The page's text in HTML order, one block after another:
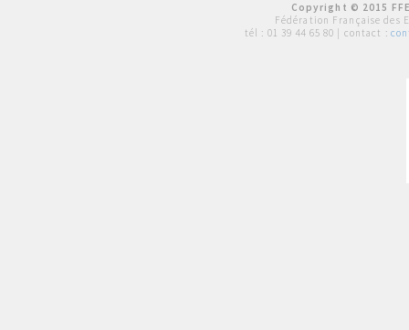
Copyright © 2015
Fédération Française des
tél : 01 39 44 65 80 | contact :